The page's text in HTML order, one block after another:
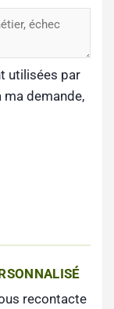
utilisées par
ma demande,
recontacte